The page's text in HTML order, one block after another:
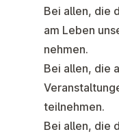
Bei allen, die
am Leben
nehmen.
Bei allen, die
teilnehmen.
Bei allen, die